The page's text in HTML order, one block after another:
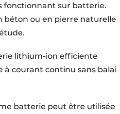
fonctionnant sur batterie.
béton ou en pierre naturelle
lithium-ion efficiente
à courant continu sans balai
batterie peut être utilisée